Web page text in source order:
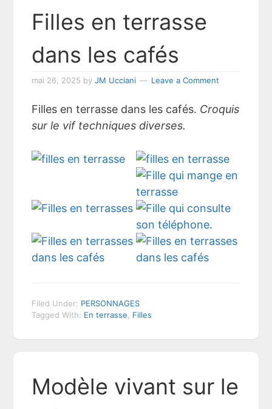
Filles en terrasse
dans les cafés
mai 26, 2025 byJM Ucciani Leave a Comment
Filles en terrasse dans les cafés. Croquis
sur le vif techniques diverses.
Filed Under: PERSONNAGES
Tagged With: En terrasse, Filles
Modèle vivant sur le